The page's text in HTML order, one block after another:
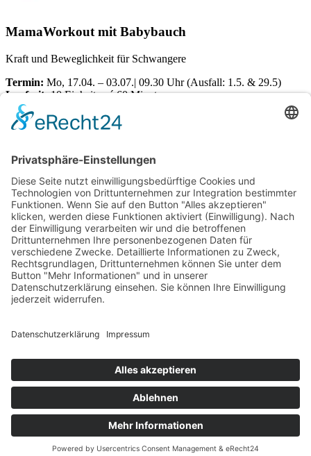
MamaWorkout mit Babybauch
Kraft und Beweglichkeit für Schwangere
Termin: Mo, 17.04. – 03.07.| 09.30 Uhr (Ausfall: 1.5. & 29.5)
Laufzeit:10 Einheiten á 60 Minuten
Ort:
Kosten pro Teilnehmerin:
140,00
Verfügbare Plätze:
Nicht vorrätig
Startseite
Impressum
Datenschutzerklärung
Barrierefreiheitserklärung
Vertrag widerrufen
AGB
Zahlung & Versand
Startseite
Datenschutzerklärung
Barrierefreiheitserklärung
Vertrag widerrufen
Zahlung & Versand
Bauchwärts Paderborn|hello@bauchwaerts-paderborn.de